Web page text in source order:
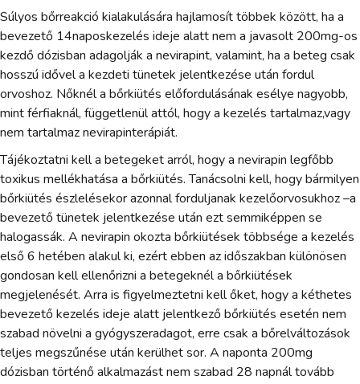
Súlyos bőrreakció kialakulására hajlamosít többek között, ha a
bevezető 14naposkezelés ideje alatt nem a javasolt 200mg-os
kezdő dózisban adagolják a nevirapint, valamint, ha a beteg csak
hosszú idővel a kezdeti tünetek jelentkezése után fordul
orvoshoz. Nőknél a bőrkiütés előfordulásának esélye nagyobb,
mint férfiaknál, függetlenül attól, hogy a kezelés tartalmaz,vagy
nem tartalmaz nevirapinterápiát.
Tájékoztatni kell a betegeket arról, hogy a nevirapin legfőbb
toxikus mellékhatása a bőrkiütés. Tanácsolni kell, hogy bármilyen
bőrkiütés észlelésekor azonnal forduljanak kezelőorvosukhoz –a
bevezető tünetek jelentkezése után ezt semmiképpen se
halogassák. A nevirapin okozta bőrkiütések többsége a kezelés
első 6 hetében alakul ki, ezért ebben az időszakban különösen
gondosan kell ellenőrizni a betegeknél a bőrkiütések
megjelenését. Arra is figyelmeztetni kell őket, hogy a kéthetes
bevezető kezelés ideje alatt jelentkező bőrkiütés esetén nem
szabad növelni a gyógyszeradagot, erre csak a bőrelváltozások
teljes megszűnése után kerülhet sor. A naponta 200mg
dózisban történő alkalmazást nem szabad 28 napnál tovább